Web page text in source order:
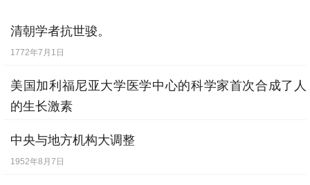
清朝学者抗世骏。
1772年7月1日
美国加利福尼亚大学医学中心的科学家首次合成了人
的生长激素
中央与地方机构大调整
1952年8月7日